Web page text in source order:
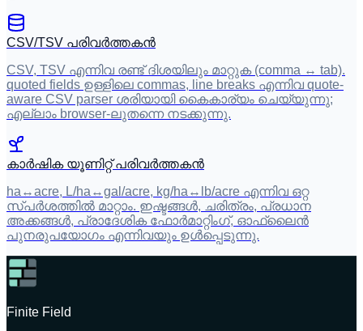
CSV/TSV പരിവർത്തകൻ
CSV, TSV എന്നിവ രണ്ട് ദിശയിലും മാറ്റുക (comma ↔ tab).
quoted fields ഉള്ളിലെ commas, line breaks എന്നിവ quote-
aware CSV parser ശരിയായി കൈകാര്യം ചെയ്യുന്നു;
എല്ലാം browser-ലുതന്നെ നടക്കുന്നു.
കാർഷിക യൂണിറ്റ് പരിവർത്തകൻ
ha↔acre, L/ha↔gal/acre, kg/ha↔lb/acre എന്നിവ ഒറ്റ
സ്പർശത്തിൽ മാറ്റാം. ഇഷ്ടങ്ങൾ, ചരിത്രം, പ്രധാന
അക്കങ്ങൾ, പ്രാദേശിക ഫോർമാറ്റിംഗ്, ഓഫ്‌ലൈൻ
പുനരുപയോഗം എന്നിവയും ഉൾപ്പെടുന്നു.
Finite Field